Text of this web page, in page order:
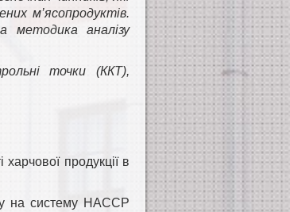
м’ясопродуктів.
методика аналізу
точки (ККТ),
продукції в
на систему HACCP